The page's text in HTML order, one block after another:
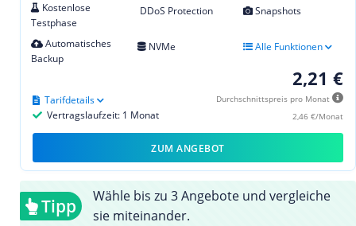
Kostenlose
Testphase
DDoS Protection Snapshots
Automatisches
Backup
NVMe Alle Funktionen
2,21 €
Durchschnittspreis pro Monat
2,46 €/Monat
Vertragslaufzeit: 1 Monat
Tarifdetails
ZUM ANGEBOT
Tipp
Wähle bis zu 3 Angebote und vergleiche
sie miteinander.